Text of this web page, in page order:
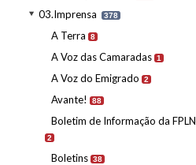
03.Imprensa 378
A Terra 8
A Voz das Camaradas 1
A Voz do Emigrado 2
Avante! 88
Boletim de Informação da FPLN
2
Boletins 38